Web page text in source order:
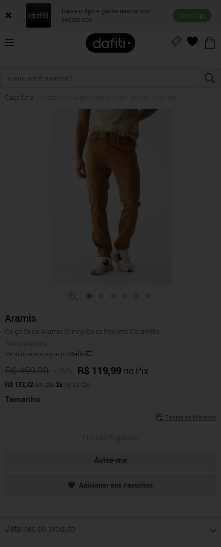
Baixe o App e ganhe descontos
exclusivos
Ver no app
Calça Sarja
Aramis
Calça Sarja Aramis Skinny Color Pockets Caramelo
Ver avaliações
Vendido e entregue porDafiti
R$ 499,90 -76% R$ 119,99 no Pix
R$ 133,32 em até 2x no cartão
Tamanho
Tabela de Medidas
Avise-me
Adicionar aos Favoritos
Detalhes do produto